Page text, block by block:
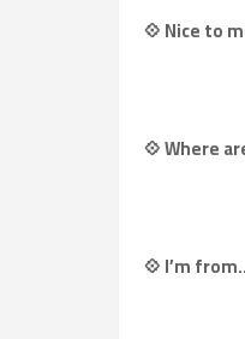
💠 Nice to
💠 Where
💠 I’m